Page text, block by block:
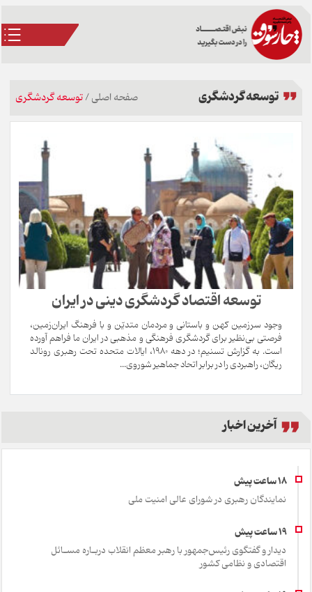
توسعه گردشگری صفحه اصلی/توسعه گردشگری
توسعه اقتصاد گردشگری دینی در ایران
وجود سرزمین کهن و باستانی و مردمان متدیّن و با فرهنگ ایران‌زمین،
فرصتی بی‌نظیر برای گردشگری فرهنگی و مذهبی در ایران ما فراهم آورده
است. به گزارش تسنیم؛ در دهه 1980، ایالات متحده تحت رهبری رونالد
ریگان، راهبردی را در برابر اتحاد جماهیر شوروی...
آخرین اخبار
نمایندگان رهبری در شورای عالی امنیت ملی
دیدار و گفتگوی رئیس‌جمهور با رهبر معظم انقلاب دربـاره مسـائل
اقتصادی و نظامی کشور